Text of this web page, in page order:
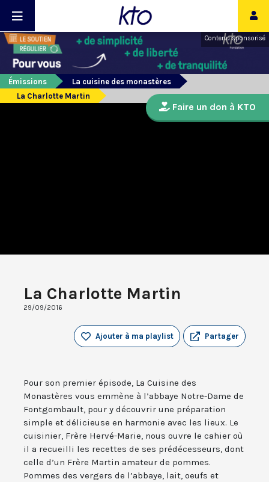
Contenu sponsorisé
Émissions
La cuisine des monastères
La Charlotte Martin
La Charlotte Martin
29/09/2016
Partager
Ajouter à ma playlist
Pour son premier épisode, La Cuisine des
Monastères vous emmène à l’abbaye Notre-Dame de
Fontgombault, pour y découvrir une préparation
simple et délicieuse en harmonie avec les lieux. Le
cuisinier, Frère Hervé-Marie, nous ouvre le cahier où
il a recueilli les recettes de ses prédécesseurs, dont
celle d’un Frère Martin amateur de pommes.
Pommes des vergers de l’abbaye, lait, oeufs et
Faire un don à KTO